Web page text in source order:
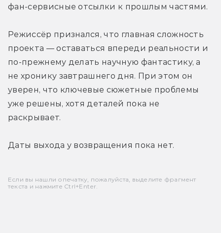
фан-сервисные отсылки к прошлым частями.
Режиссёр признался, что главная сложность
проекта — оставаться впереди реальности и
по-прежнему делать научную фантастику, а
не хронику завтрашнего дня. При этом он
уверен, что ключевые сюжетные проблемы
уже решены, хотя деталей пока не
раскрывает.
Даты выхода у возвращения пока нет.
Если вы нашли опечатку, пожалуйста, выделите фрагмент
текста и нажмите Ctrl+Enter.